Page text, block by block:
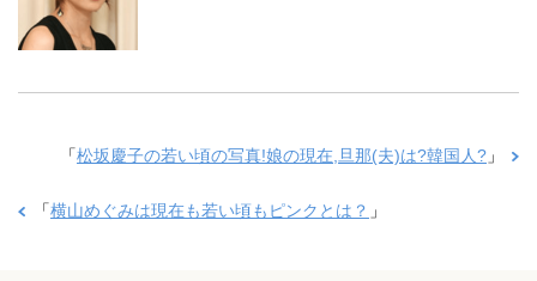
「松坂慶子の若い頃の写真!娘の現在,旦那(夫)は?韓国人? 」
「横山めぐみは現在も若い頃もピンクとは？ 」